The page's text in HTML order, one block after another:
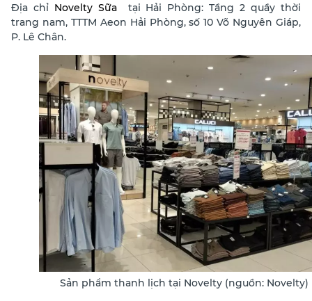
Địa chỉ NoveltySữa
tại Hải Phòng: Tầng 2 quầy thời
trang nam, TTTM Aeon Hải Phòng, số 10 Võ Nguyên Giáp,
P. Lê Chân.
Sản phẩm thanh lịch tại Novelty (nguồn: Novelty)